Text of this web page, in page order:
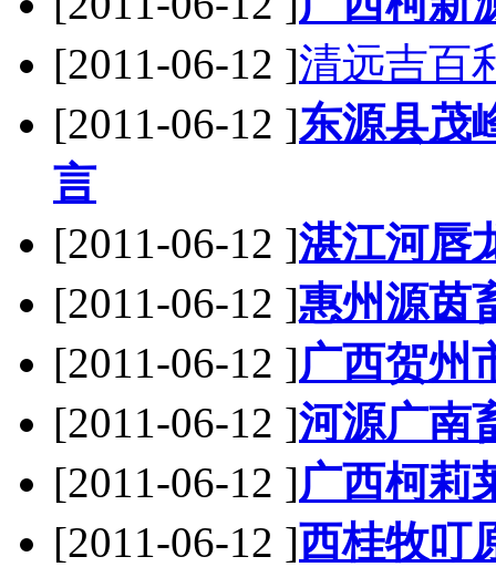
[2011-06-12 ]清远吉百
[2011-06-12 ]东源县茂
言
[2011-06-12 ]湛江河唇
[2011-06-12 ]惠州源茵
[2011-06-12 ]广西贺州
[2011-06-12 ]河源广南
[2011-06-12 ]广西柯莉
[2011-06-12 ]西桂牧叮